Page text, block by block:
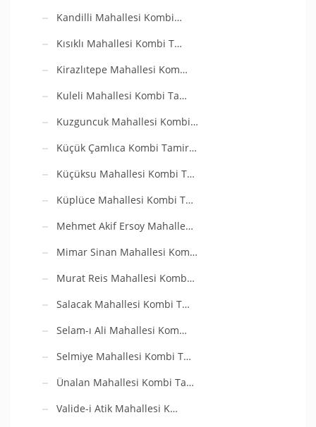
Kandilli Mahallesi Kombi…
Kısıklı Mahallesi Kombi T…
Kirazlıtepe Mahallesi Kom…
Kuleli Mahallesi Kombi Ta…
Kuzguncuk Mahallesi Kombi…
Küçük Çamlıca Kombi Tamir…
Küçüksu Mahallesi Kombi T…
Küplüce Mahallesi Kombi T…
Mehmet Akif Ersoy Mahalle…
Mimar Sinan Mahallesi Kom…
Murat Reis Mahallesi Komb…
Salacak Mahallesi Kombi T…
Selam-ı Ali Mahallesi Kom…
Selmiye Mahallesi Kombi T…
Ünalan Mahallesi Kombi Ta…
Valide-i Atik Mahallesi K…